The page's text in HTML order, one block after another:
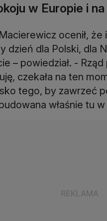
w Europie i
ocenił,
dzień dla Polski, dla
– powiedział. -
czekała na ten
tego, by zawrzeć
właśnie tu